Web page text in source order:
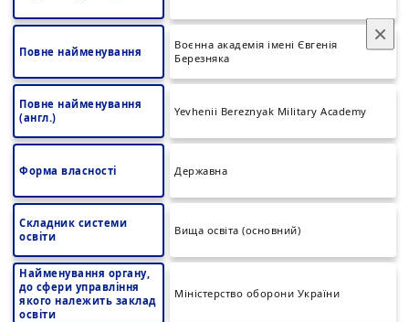
×
Повне найменування
Воєнна академія імені Євгенія
Березняка
Повне найменування
(англ.)
Yevhenii Bereznyak Military Academy
Форма власності Державна
Складник системи
освіти
Вища освіта (основний)
Найменування органу,
до сфери управління
якого належить заклад
освіти
Міністерство оборони України